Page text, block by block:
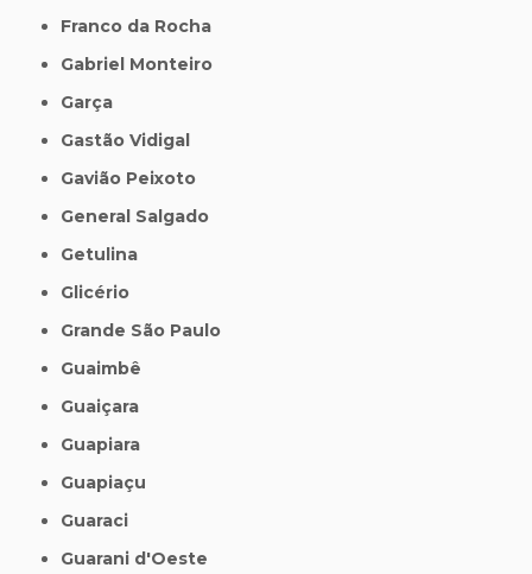
Franco da Rocha
Gabriel Monteiro
Garça
Gastão Vidigal
Gavião Peixoto
General Salgado
Getulina
Glicério
Grande São Paulo
Guaimbê
Guaiçara
Guapiara
Guapiaçu
Guaraci
Guarani d'Oeste